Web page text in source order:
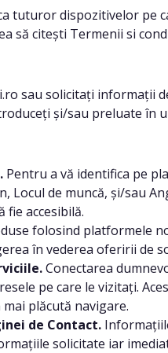
dispozitivelor pe
să citești Termenii si
sau solicitați informații
și/sau preluate în
Pentru a vă identifica pe
Locul de muncă, și/sau
fie accesibilă.
folosind platformele
în vederea oferirii de
Conectarea
pe care le vizitați.
plăcută navigare.
de Contact.
solicitate iar